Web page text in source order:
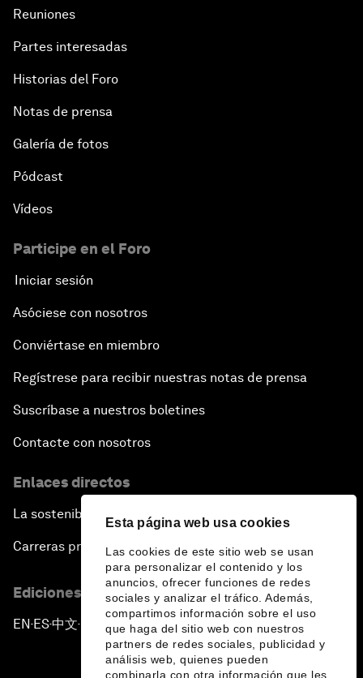
Esta página web usa cookies
Las cookies de este sitio web se usan
para personalizar el contenido y los
anuncios, ofrecer funciones de redes
sociales y analizar el tráfico. Además,
compartimos información sobre el uso
que haga del sitio web con nuestros
partners de redes sociales, publicidad y
análisis web, quienes pueden
combinarla con otra información que les
Reuniones
Partes interesadas
Historias del Foro
Notas de prensa
Galería de fotos
Pódcast
Vídeos
Participe en el Foro
Iniciar sesión
Asóciese con nosotros
Conviértase en miembro
Regístrese para recibir nuestras notas de prensa
Suscríbase a nuestros boletines
Contacte con nosotros
Enlaces directos
La sostenibilidad en el Foro
Carreras profesionales
Ediciones en otros idiomas
EN ▪ES▪中文▪ 日本語